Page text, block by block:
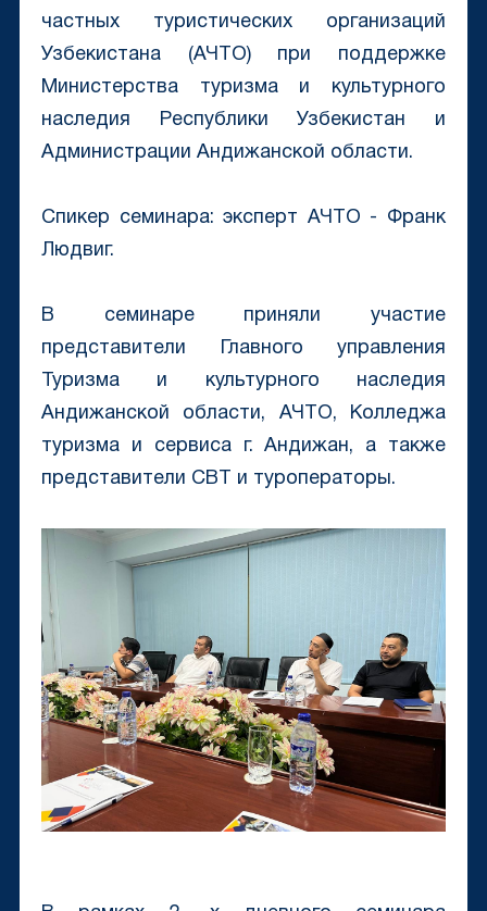
частных туристических организаций
Узбекистана (АЧТО) при поддержке
Министерства туризма и культурного
наследия Республики Узбекистан и
Администрации Андижанской области.
Спикер семинара: эксперт АЧТО - Франк
Людвиг.
В семинаре приняли участие
представители Главного управления
Туризма и культурного наследия
Андижанской области, АЧТО, Колледжа
туризма и сервиса г. Андижан, а также
представители CBT и туроператоры.